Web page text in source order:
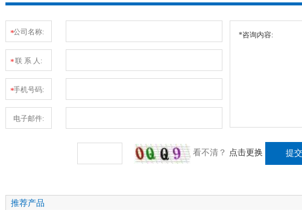
*公司名称:
*联 系 人:
*手机号码:
电子邮件:
看不清？ 点击更换
推荐产品